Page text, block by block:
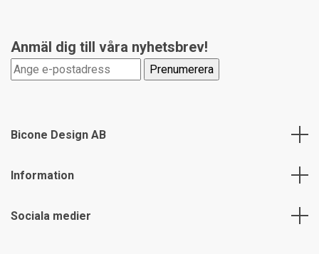
Anmäl dig till våra nyhetsbrev!
Bicone Design AB
Information
Sociala medier